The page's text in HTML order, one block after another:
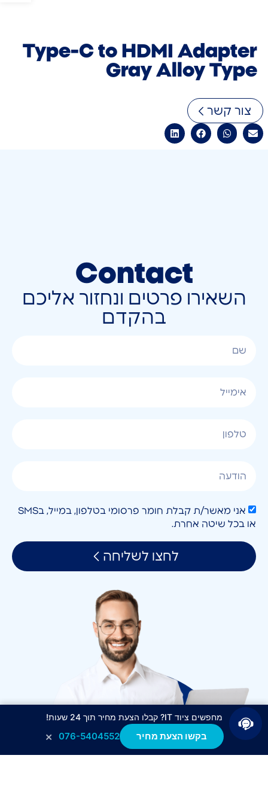
Type-C to HDMI Adapter
Gray Alloy Type
צור קשר
Contact
השאירו פרטים ונחזור אליכם
בהקדם
אני מאשר/ת קבלת חומר פרסומי בטלפון, במייל, בSMS
או בכל שיטה אחרת.
לחצו לשליחה
מחפשים ציוד IT? קבלו הצעת מחיר תוך 24 שעות!
בקשו הצעת מחיר 076-5404552
×